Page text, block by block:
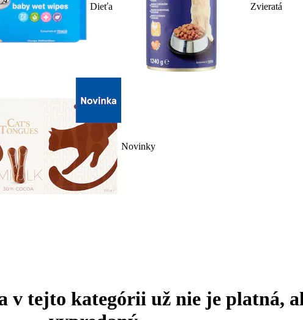
Dieťa Zvieratá
Novinky
v tejto kategórii už nie je platná,